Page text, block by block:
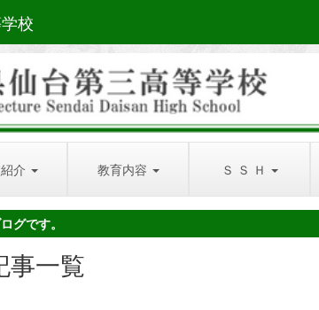
校
介 教育内容 Ｓ Ｓ Ｈ
グです。
事一覧